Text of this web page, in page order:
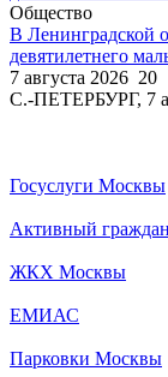
Общество
В Ленинградской
девятилетнего
7 августа 2026 20
С.-ПЕТЕРБУРГ, 7
Госуслуги Москвы
Активный
ЖКХ Москвы
ЕМИАС
Парковки Москвы